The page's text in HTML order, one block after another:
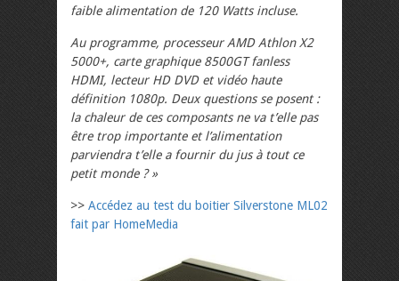
faible alimentation de 120 Watts incluse.
Au programme, processeur AMD Athlon X2
5000+, carte graphique 8500GT fanless
HDMI, lecteur HD DVD et vidéo haute
définition 1080p. Deux questions se posent :
la chaleur de ces composants ne va t’elle pas
être trop importante et l’alimentation
parviendra t’elle a fournir du jus à tout ce
petit monde ? »
>> Accédez au test du boitier Silverstone ML02
fait par HomeMedia